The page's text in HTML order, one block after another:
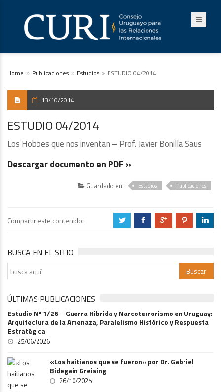
Home Publicaciones Estudios ESTUDIO 04/2014
13/10/2014
ESTUDIO 04/2014
Los Hobbes que nos inventan – Prof. Javier Bonilla Saus
Descargar documento en PDF »
Guardado en: Estudios Publicaciones
Compartir este contenido: a b c d j
BUSCA EN EL SITIO
ÚLTIMAS PUBLICACIONES
Estudio Nº 1/26 – Guerra Hibrida y Narcoterrorismo en Uruguay:
Arquitectura de la Amenaza, Paralelismo Histórico y Respuesta
Estratégica
25/06/2026
«Los haitianos que se fueron» por Dr. Gabriel
Bidegain Greising
26/10/2025